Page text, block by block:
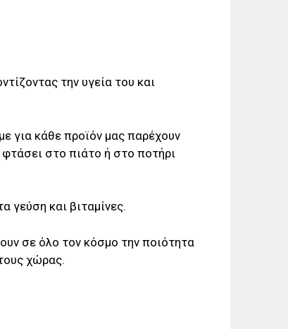
την υγεία του και
για κάθε προϊόν μας παρέχουν
στο πιάτο ή στο ποτήρι
γεύση και βιταμίνες.
σε όλο τον κόσμο την ποιότητα
χώρας.